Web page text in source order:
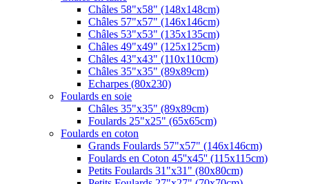
Châles 58"x58" (148x148cm)
Châles 57"x57" (146x146cm)
Châles 53"x53" (135x135cm)
Châles 49"x49" (125x125cm)
Châles 43"x43" (110x110cm)
Châles 35"x35" (89x89cm)
Echarpes (80х230)
Foulards en soie
Châles 35"x35" (89x89cm)
Foulards 25"x25" (65x65cm)
Foulards en coton
Grands Foulards 57"x57" (146x146cm)
Foulards en Coton 45''x45'' (115x115cm)
Petits Foulards 31"x31" (80x80cm)